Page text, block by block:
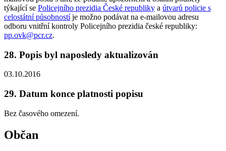
týkající se Policejního prezidia České republiky a útvarů policie s
celostátní působnostíje možno podávat na e-mailovou adresu
odboru vnitřní kontroly Policejního prezidia české republiky:
pp.ovk@pcr.cz.
28. Popis byl naposledy aktualizován
03.10.2016
29. Datum konce platnosti popisu
Bez časového omezení.
Občan